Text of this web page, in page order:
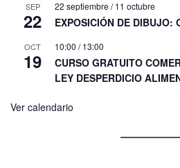
SEP
22
22 septiembre /11 octubre
EXPOSICIÓN DE DIBUJO:
OCT
19
10:00 /13:00
CURSO GRATUITO
LEY DESPERDICIO
Ver calendario